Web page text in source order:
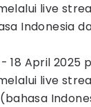
live
Indonesia
18 April 2025
live
(bahasa